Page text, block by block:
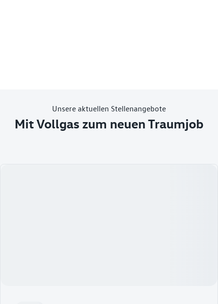
Unsere aktuellen Stellenangebote
Mit Vollgas zum neuen Traumjob